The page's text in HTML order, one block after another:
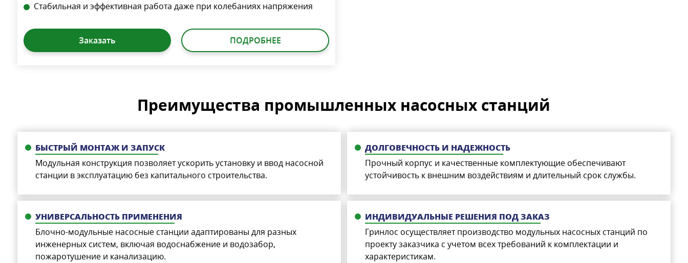
Стабильная и эффективная работа даже при колебаниях напряжения
Заказать ПОДРОБНЕЕ
Преимущества промышленных насосных станций
БЫСТРЫЙ МОНТАЖ И ЗАПУСК
Модульная конструкция позволяет ускорить установку и ввод насосной
станции в эксплуатацию без капитального строительства.
ДОЛГОВЕЧНОСТЬ И НАДЕЖНОСТЬ
Прочный корпус и качественные комплектующие обеспечивают
устойчивость к внешним воздействиям и длительный срок службы.
УНИВЕРСАЛЬНОСТЬ ПРИМЕНЕНИЯ
Блочно-модульные насосные станции адаптированы для разных
инженерных систем, включая водоснабжение и водозабор,
пожаротушение и канализацию.
ИНДИВИДУАЛЬНЫЕ РЕШЕНИЯ ПОД ЗАКАЗ
Гринлос осуществляет производство модульных насосных станций по
проекту заказчика с учетом всех требований к комплектации и
характеристикам.